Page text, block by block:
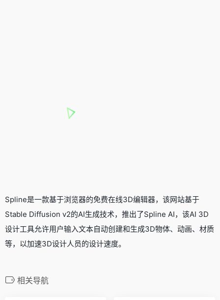
Spline是一款基于浏览器的免费在线3D编辑器，该网站基于
Stable Diffusion v2的AI生成技术，推出了Spline AI，该AI 3D
设计工具允许用户输入文本自动创建和生成3D物体、动画、材质
等，以加速3D设计人员的设计速度。
相关导航